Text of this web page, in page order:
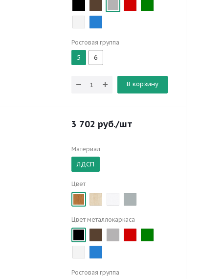
Ростовая группа
5 6
В корзину
3 702 руб./шт
Материал
ЛДСП
Цвет
Цвет металлокаркаса
Ростовая группа